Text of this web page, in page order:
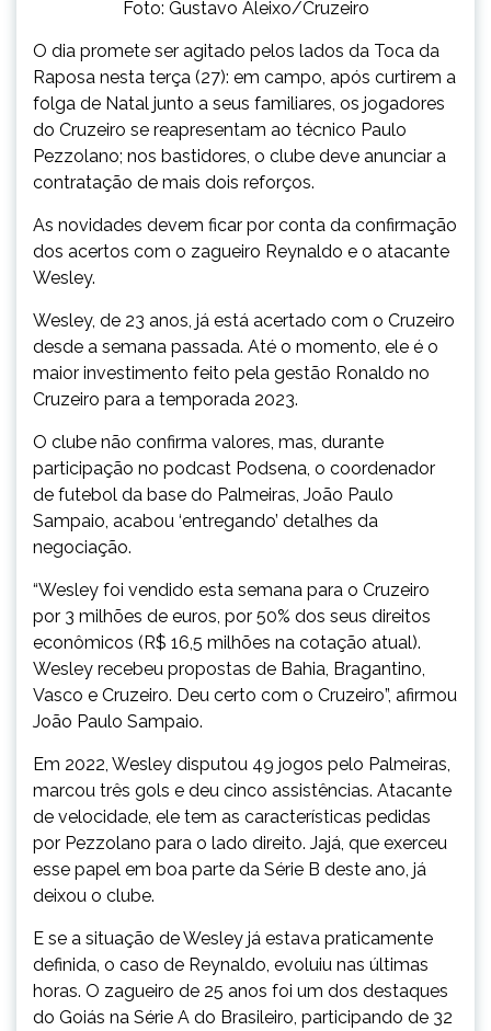
Foto: Gustavo Aleixo/Cruzeiro
O dia promete ser agitado pelos lados da Toca da
Raposa nesta terça (27): em campo, após curtirem a
folga de Natal junto a seus familiares, os jogadores
do Cruzeiro se reapresentam ao técnico Paulo
Pezzolano; nos bastidores, o clube deve anunciar a
contratação de mais dois reforços.
As novidades devem ficar por conta da confirmação
dos acertos com o zagueiro Reynaldo e o atacante
Wesley.
Wesley, de 23 anos, já está acertado com o Cruzeiro
desde a semana passada. Até o momento, ele é o
maior investimento feito pela gestão Ronaldo no
Cruzeiro para a temporada 2023.
O clube não confirma valores, mas, durante
participação no podcast Podsena, o coordenador
de futebol da base do Palmeiras, João Paulo
Sampaio, acabou ‘entregando’ detalhes da
negociação.
“Wesley foi vendido esta semana para o Cruzeiro
por 3 milhões de euros, por 50% dos seus direitos
econômicos (R$ 16,5 milhões na cotação atual).
Wesley recebeu propostas de Bahia, Bragantino,
Vasco e Cruzeiro. Deu certo com o Cruzeiro”, afirmou
João Paulo Sampaio.
Em 2022, Wesley disputou 49 jogos pelo Palmeiras,
marcou três gols e deu cinco assistências. Atacante
de velocidade, ele tem as características pedidas
por Pezzolano para o lado direito. Jajá, que exerceu
esse papel em boa parte da Série B deste ano, já
deixou o clube.
E se a situação de Wesley já estava praticamente
definida, o caso de Reynaldo, evoluiu nas últimas
horas. O zagueiro de 25 anos foi um dos destaques
do Goiás na Série A do Brasileiro, participando de 32